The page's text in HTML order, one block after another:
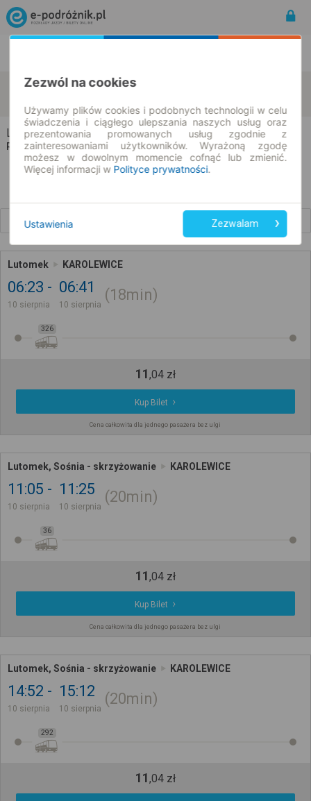
Lutomek Karolewice
Lutomek → Karolewice
Rozkład jazdy i bilety
Lutomek KAROLEWICE
06:23
10 sierpnia
06:41
10 sierpnia
18min
326
11,04 zł
Kup Bilet
Cena całkowita dla jednego pasażera bez ulgi
Lutomek, Sośnia - skrzyżowanie KAROLEWICE
11:05
10 sierpnia
11:25
10 sierpnia
20min
36
11,04 zł
Kup Bilet
Cena całkowita dla jednego pasażera bez ulgi
Lutomek, Sośnia - skrzyżowanie KAROLEWICE
14:52
10 sierpnia
15:12
10 sierpnia
20min
292
11,04 zł
Zezwól na cookies
Używamy plików cookies i podobnych technologii w celu
świadczenia i ciągłego ulepszania naszych usług oraz
prezentowania promowanych usług zgodnie z
zainteresowaniami użytkowników. Wyrażoną zgodę
możesz w dowolnym momencie cofnąć lub zmienić.
Więcej informacji w Polityce prywatności.
Ustawienia Zezwalam